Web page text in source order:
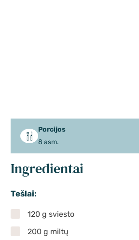
Porcijos
8 asm.
Ingredientai
Tešlai:
120 g sviesto
200 g miltų